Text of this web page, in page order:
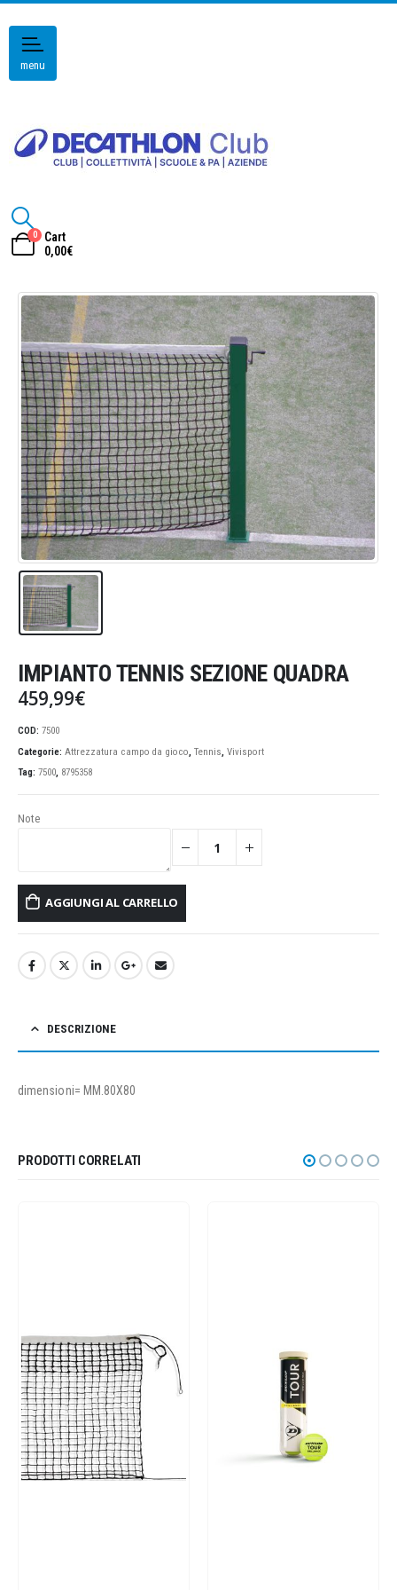
menu
0
Cart
0,00€
IMPIANTO TENNIS SEZIONE QUADRA
459,99€
COD: 7500
Categorie: Attrezzatura campo da gioco, Tennis, Vivisport
Tag: 7500, 8795358
Note
AGGIUNGI AL CARRELLO
DESCRIZIONE
dimensioni= MM.80X80
PRODOTTI CORRELATI